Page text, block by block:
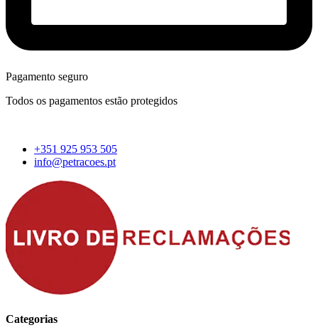
Pagamento seguro
Todos os pagamentos estão protegidos
+351 925 953 505
info@petracoes.pt
Categorias